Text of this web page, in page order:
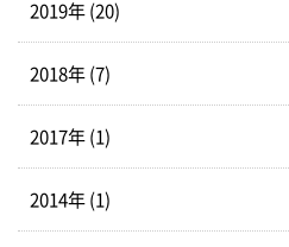
2019年 (20)
2018年 (7)
2017年 (1)
2014年 (1)